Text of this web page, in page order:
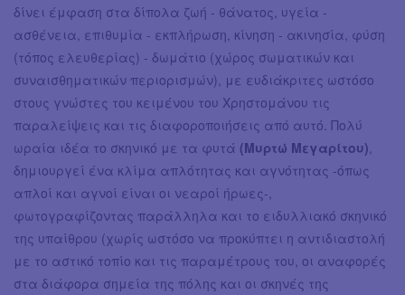
δίνει έμφαση στα δίπολα ζωή - θάνατος, υγεία -
ασθένεια, επιθυμία - εκπλήρωση, κίνηση - ακινησία, φύση
(τόπος ελευθερίας) - δωμάτιο (χώρος σωματικών και
συναισθηματικών περιορισμών), με ευδιάκριτες ωστόσο
στους γνώστες του κειμένου του Χρηστομάνου τις
παραλείψεις και τις διαφοροποιήσεις από αυτό. Πολύ
ωραία ιδέα το σκηνικό με τα φυτά (Μυρτώ Μεγαρίτου),
δημιουργεί ένα κλίμα απλότητας και αγνότητας -όπως
απλοί και αγνοί είναι οι νεαροί ήρωες-,
φωτογραφίζοντας παράλληλα και το ειδυλλιακό σκηνικό
της υπαίθρου (χωρίς ωστόσο να προκύπτει η αντιδιαστολή
με το αστικό τοπίο και τις παραμέτρους του, οι αναφορές
στα διάφορα σημεία της πόλης και οι σκηνές της